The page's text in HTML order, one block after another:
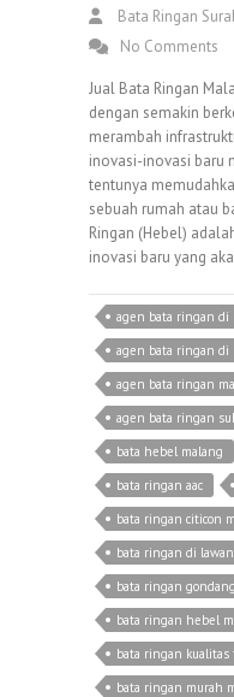
Bata Ringan
No Comments
Jual Bata Ringan
dengan semakin
merambah
inovasi-inovasi baru
tentunya
sebuah rumah atau
Ringan (Hebel)
inovasi baru yang
agen bata ringan di
agen bata ringan di
agen bata ringan
agen bata ringan
bata hebel malang
bata ringan aac
bata ringan citicon
bata ringan di
bata ringan
bata ringan hebel
bata ringan kualitas
bata ringan murah